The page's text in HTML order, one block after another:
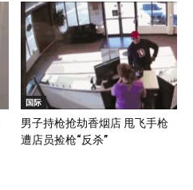
国际
男子持枪抢劫香烟店 甩飞手枪
遭店员捡枪“反杀”